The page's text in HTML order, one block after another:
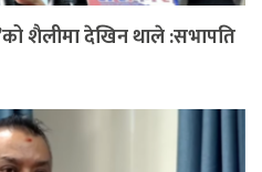
शैलीमा देखिन थाले :सभापति